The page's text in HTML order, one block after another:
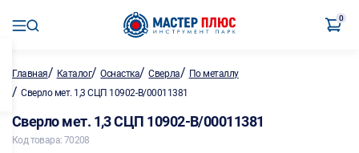
0
Главная/ Каталог/Оснастка/Сверла/ По металлу
/ Сверло мет. 1,3 СЦП 10902-B/00011381
Сверло мет. 1,3 СЦП 10902-B/00011381
Код товара: 70208